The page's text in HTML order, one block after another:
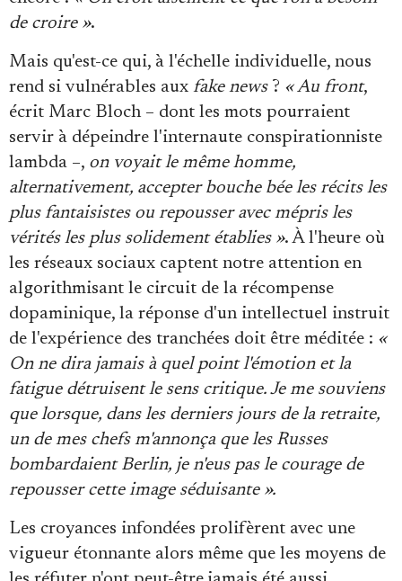
de croire ».
Mais qu'est-ce qui, à l'échelle individuelle, nous
rend si vulnérables aux fake news? « Au front,
écrit Marc Bloch – dont les mots pourraient
servir à dépeindre l'internaute conspirationniste
lambda –, on voyait le même homme,
alternativement, accepter bouche bée les récits les
plus fantaisistes ou repousser avec mépris les
vérités les plus solidement établies ». À l'heure où
les réseaux sociaux captent notre attention en
algorithmisant le circuit de la récompense
dopaminique, la réponse d'un intellectuel instruit
de l'expérience des tranchées doit être méditée : «
On ne dira jamais à quel point l'émotion et la
fatigue détruisent le sens critique. Je me souviens
que lorsque, dans les derniers jours de la retraite,
un de mes chefs m'annonça que les Russes
bombardaient Berlin, je n'eus pas le courage de
repousser cette image séduisante ».
Les croyances infondées prolifèrent avec une
vigueur étonnante alors même que les moyens de